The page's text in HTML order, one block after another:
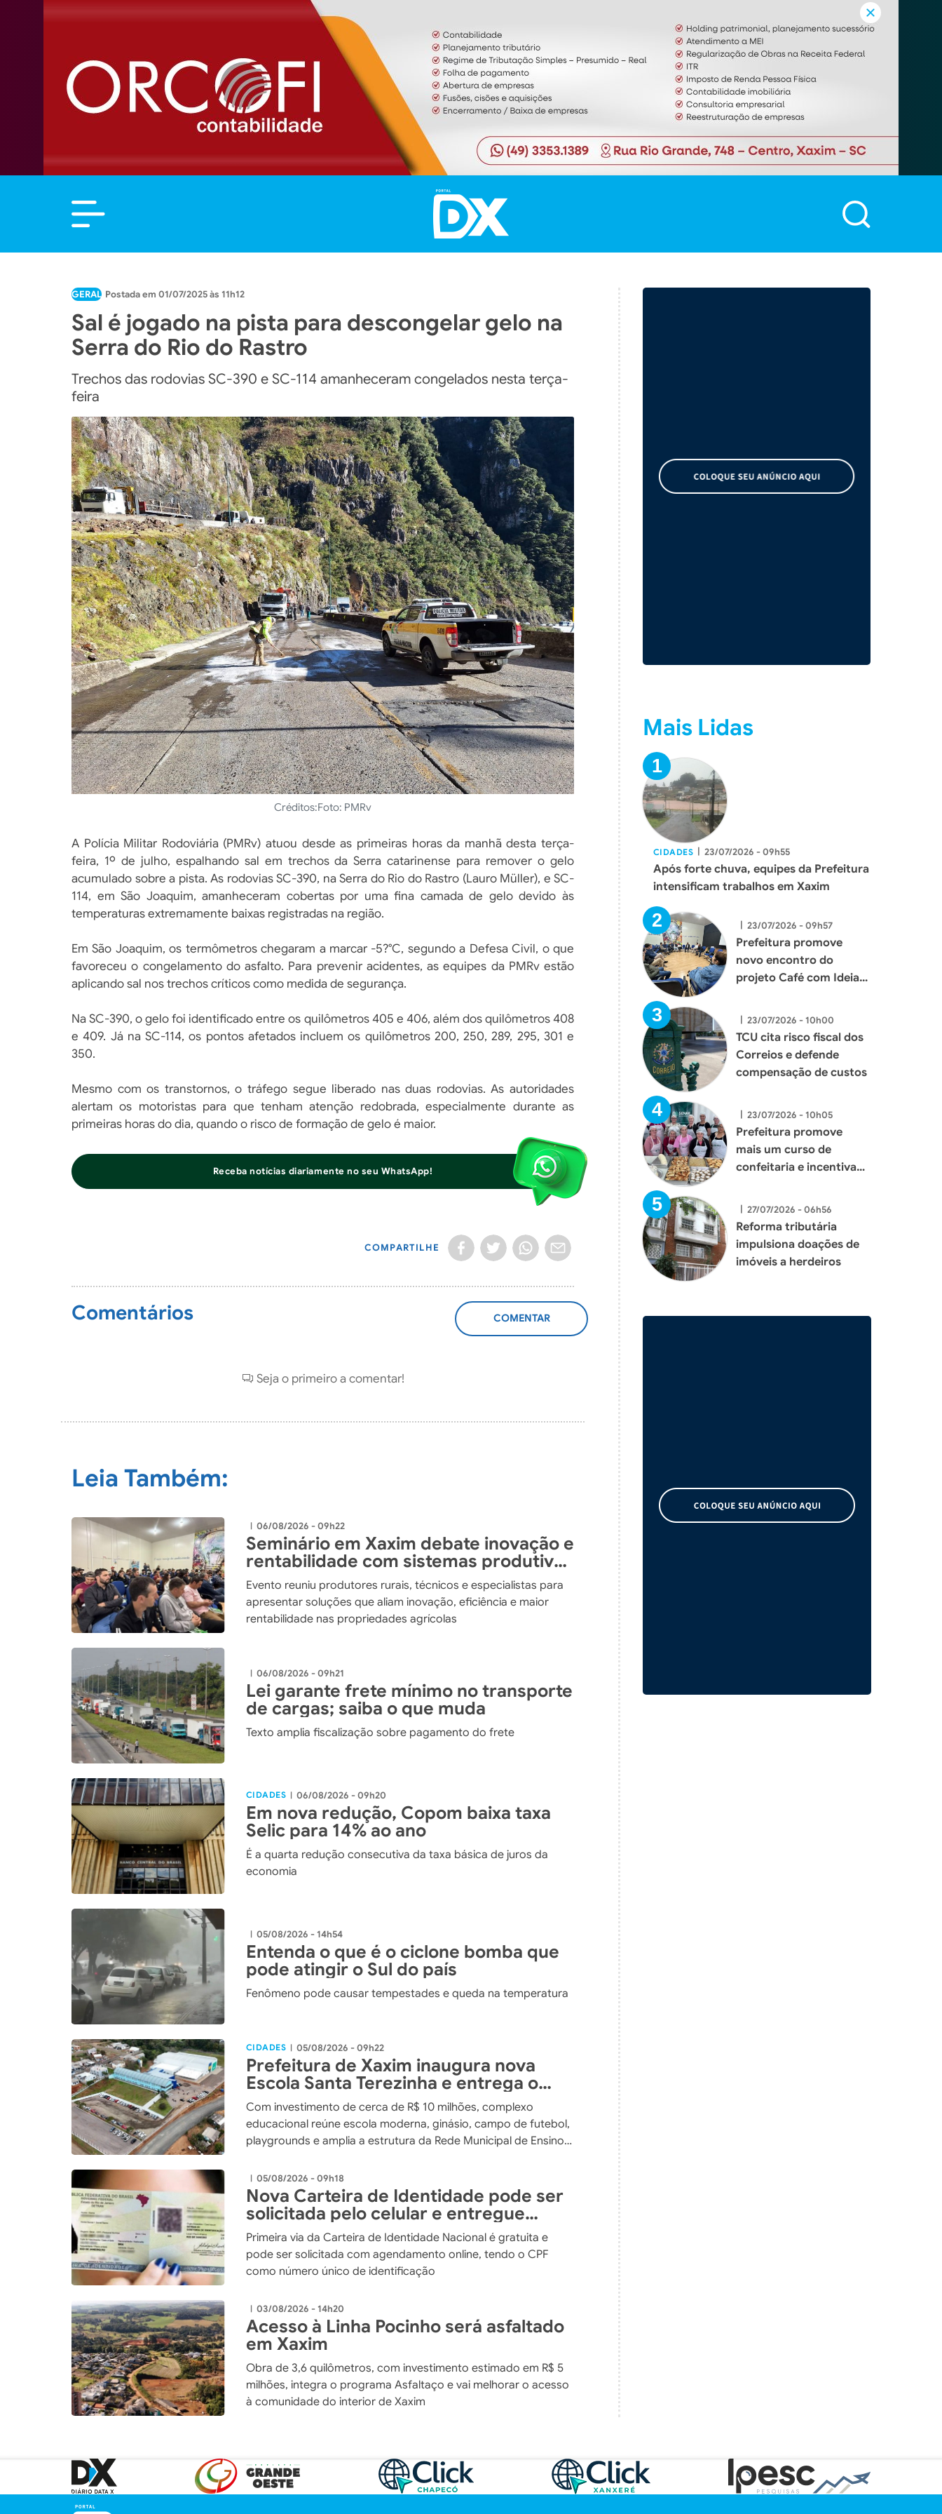
GERAL 01/07/2025 às 11h12
Sal é jogado na pista para descongelar gelo na
Serra do Rio do Rastro
Trechos das rodovias SC-390 e SC-114 amanheceram congelados nesta terça-
feira
Créditos:Foto: PMRv
A Polícia Militar Rodoviária (PMRv) atuou desde as primeiras horas da manhã desta terça-
feira, 1º de julho, espalhando sal em trechos da Serra catarinense para remover o gelo
acumulado sobre a pista. As rodovias SC-390, na Serra do Rio do Rastro (Lauro Müller), e SC-
114, em São Joaquim, amanheceram cobertas por uma fina camada de gelo devido às
temperaturas extremamente baixas registradas na região.
Em São Joaquim, os termômetros chegaram a marcar -5?°C, segundo a Defesa Civil, o que
favoreceu o congelamento do asfalto. Para prevenir acidentes, as equipes da PMRv estão
aplicando sal nos trechos críticos como medida de segurança.
Na SC-390, o gelo foi identificado entre os quilômetros 405 e 406, além dos quilômetros 408
e 409. Já na SC-114, os pontos afetados incluem os quilômetros 200, 250, 289, 295, 301 e
350.
Mesmo com os transtornos, o tráfego segue liberado nas duas rodovias. As autoridades
alertam os motoristas para que tenham atenção redobrada, especialmente durante as
primeiras horas do dia, quando o risco de formação de gelo é maior.
Receba notícias diariamente no seu WhatsApp!
COMPARTILHE
Comentários
ADICIONAR
COMENTÁRIO
Seja o primeiro a comentar!
Leia Também:
| 06/08/2026 - 09h22
Seminário em Xaxim debate inovação e
rentabilidade com sistemas produtivos
integrados
Evento reuniu produtores rurais, técnicos e especialistas para
apresentar soluções que aliam inovação, eficiência e maior
rentabilidade nas propriedades agrícolas
| 06/08/2026 - 09h21
Lei garante frete mínimo no transporte
de cargas; saiba o que muda
Texto amplia fiscalização sobre pagamento do frete
CIDADES | 06/08/2026 - 09h20
Em nova redução, Copom baixa taxa
Selic para 14% ao ano
É a quarta redução consecutiva da taxa básica de juros da
economia
| 05/08/2026 - 14h54
Entenda o que é o ciclone bomba que
pode atingir o Sul do país
Fenômeno pode causar tempestades e queda na temperatura
CIDADES | 05/08/2026 - 09h22
Prefeitura de Xaxim inaugura nova
Escola Santa Terezinha e entrega o
maior investimento em educação da
história do município
Com investimento de cerca de R$ 10 milhões, complexo
educacional reúne escola moderna, ginásio, campo de futebol,
playgrounds e amplia a estrutura da Rede Municipal de Ensino
| 05/08/2026 - 09h18
Nova Carteira de Identidade pode ser
solicitada pelo celular e entregue
pelos Correios
Primeira via da Carteira de Identidade Nacional é gratuita e
pode ser solicitada com agendamento online, tendo o CPF
como número único de identificação
| 03/08/2026 - 14h20
Acesso à Linha Pocinho será asfaltado
em Xaxim
Obra de 3,6 quilômetros, com investimento estimado em R$ 5
milhões, integra o programa Asfaltaço e vai melhorar o acesso
à comunidade do interior de Xaxim
Mais Lidas
CIDADES | 23/07/2026 - 09h55
Após forte chuva, equipes da Prefeitura
intensificam trabalhos em Xaxim
| 23/07/2026 - 09h57
Prefeitura promove
novo encontro do
projeto Café com Ideias
empresários de Xaxim
| 23/07/2026 - 10h00
TCU cita risco fiscal dos
Correios e defende
compensação de custos
| 23/07/2026 - 10h05
Prefeitura promove
mais um curso de
confeitaria e incentiva
mulheres de Xaxim
| 27/07/2026 - 06h56
Reforma tributária
impulsiona doações de
imóveis a herdeiros